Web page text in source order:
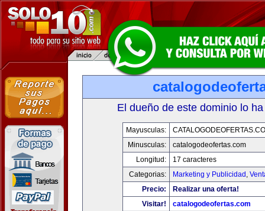
El dueño de este dominio lo
Mayusculas:
Minusculas:
catalogodeofertas.com
Longitud:
17 caracteres
Categorias:
Marketing y Publicidad ,
Precio:
Realizar una oferta!
Visitar!
catalogodeofertas.com